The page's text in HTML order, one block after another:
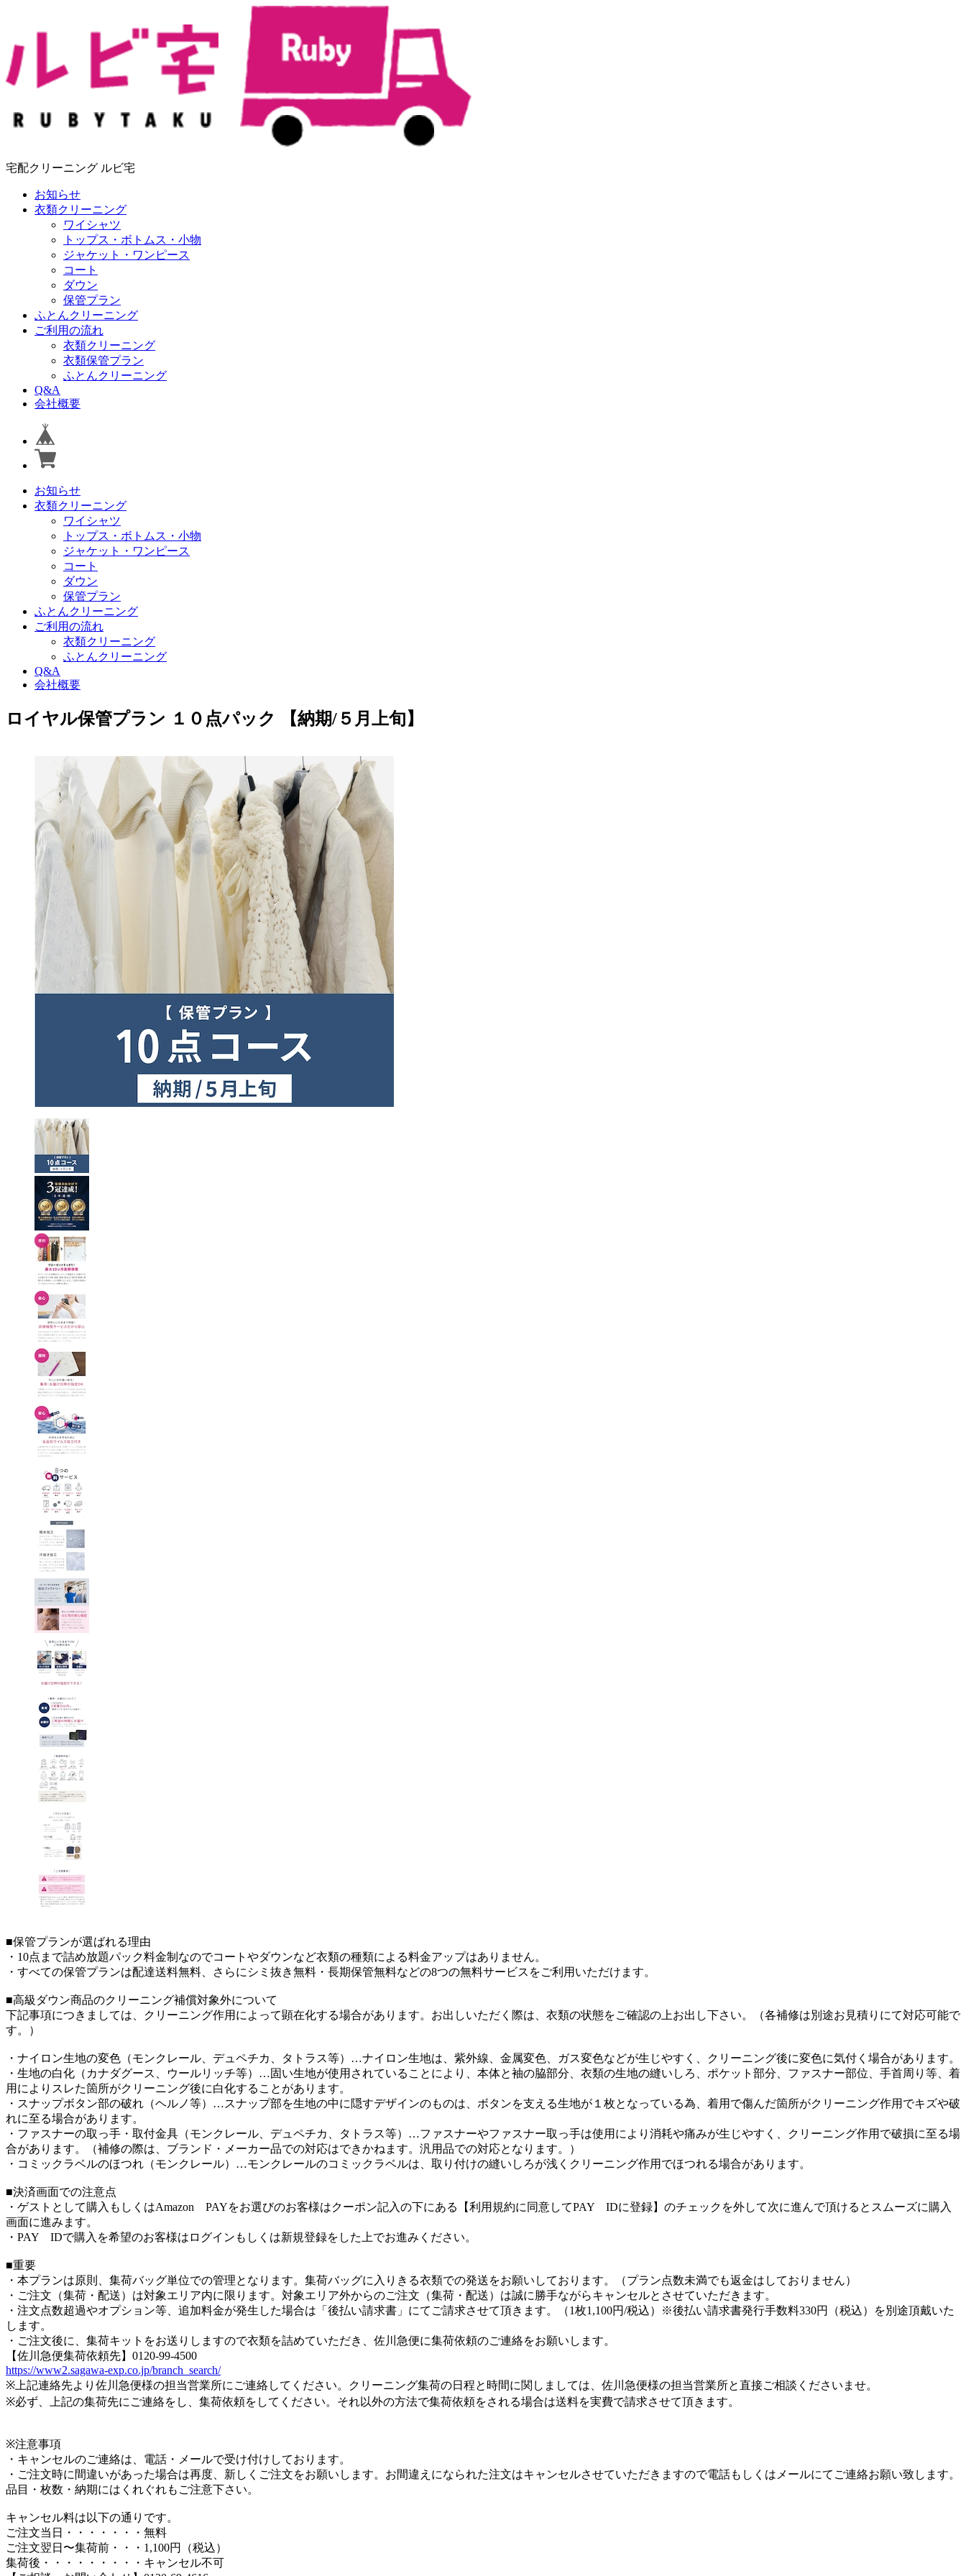
宅配クリーニング ルビ宅
お知らせ
衣類クリーニング
ワイシャツ
トップス・ボトムス・小物
ジャケット・ワンピース
コート
ダウン
保管プラン
ふとんクリーニング
ご利用の流れ
衣類クリーニング
衣類保管プラン
ふとんクリーニング
Q&A
会社概要
お知らせ
衣類クリーニング
ワイシャツ
トップス・ボトムス・小物
ジャケット・ワンピース
コート
ダウン
保管プラン
ふとんクリーニング
ご利用の流れ
衣類クリーニング
ふとんクリーニング
Q&A
会社概要
ロイヤル保管プラン １０点パック 【納期/５月上旬】
■保管プランが選ばれる理由
・10点まで詰め放題パック料金制なのでコートやダウンなど衣類の種類による料金アップはありません。
・すべての保管プランは配達送料無料、さらにシミ抜き無料・長期保管無料などの8つの無料サービスをご利用いただけます。
■高級ダウン商品のクリーニング補償対象外について
下記事項につきましては、クリーニング作用によって顕在化する場合があります。お出しいただく際は、衣類の状態をご確認の上お出し下さい。（各補修は別途お見積りにて対応可能で
す。）
・ナイロン生地の変色（モンクレール、デュペチカ、タトラス等）…ナイロン生地は、紫外線、金属変色、ガス変色などが生じやすく、クリーニング後に変色に気付く場合があります。
・生地の白化（カナダグース、ウールリッチ等）…固い生地が使用されていることにより、本体と袖の脇部分、衣類の生地の縫いしろ、ポケット部分、ファスナー部位、手首周り等、着
用によりスレた箇所がクリーニング後に白化することがあります。
・スナップボタン部の破れ（ヘルノ等）…スナップ部を生地の中に隠すデザインのものは、ボタンを支える生地が１枚となっている為、着用で傷んだ箇所がクリーニング作用でキズや破
れに至る場合があります。
・ファスナーの取っ手・取付金具（モンクレール、デュペチカ、タトラス等）…ファスナーやファスナー取っ手は使用により消耗や痛みが生じやすく、クリーニング作用で破損に至る場
合があります。（補修の際は、ブランド・メーカー品での対応はできかねます。汎用品での対応となります。）
・コミックラベルのほつれ（モンクレール）…モンクレールのコミックラベルは、取り付けの縫いしろが浅くクリーニング作用でほつれる場合があります。
■決済画面での注意点
・ゲストとして購入もしくはAmazon PAYをお選びのお客様はクーポン記入の下にある【利用規約に同意してPAY IDに登録】のチェックを外して次に進んで頂けるとスムーズに購入
画面に進みます。
・PAY IDで購入を希望のお客様はログインもしくは新規登録をした上でお進みください。
■重要
・本プランは原則、集荷バッグ単位での管理となります。集荷バッグに入りきる衣類での発送をお願いしております。（プラン点数未満でも返金はしておりません）
・ご注文（集荷・配送）は対象エリア内に限ります。対象エリア外からのご注文（集荷・配送）は誠に勝手ながらキャンセルとさせていただきます。
・注文点数超過やオプション等、追加料金が発生した場合は「後払い請求書」にてご請求させて頂きます。（1枚1,100円/税込）※後払い請求書発行手数料330円（税込）を別途頂戴いた
します。
・ご注文後に、集荷キットをお送りしますので衣類を詰めていただき、佐川急便に集荷依頼のご連絡をお願いします。
【佐川急便集荷依頼先】0120-99-4500
https://www2.sagawa-exp.co.jp/branch_search/
※上記連絡先より佐川急便様の担当営業所にご連絡してください。クリーニング集荷の日程と時間に関しましては、佐川急便様の担当営業所と直接ご相談くださいませ。
※必ず、上記の集荷先にご連絡をし、集荷依頼をしてください。それ以外の方法で集荷依頼をされる場合は送料を実費で請求させて頂きます。
※注意事項
・キャンセルのご連絡は、電話・メールで受け付けしております。
・ご注文時に間違いがあった場合は再度、新しくご注文をお願いします。お間違えになられた注文はキャンセルさせていただきますので電話もしくはメールにてご連絡お願い致します。
品目・枚数・納期にはくれぐれもご注意下さい。
キャンセル料は以下の通りです。
ご注文当日・・・・・・・無料
ご注文翌日〜集荷前・・・1,100円（税込）
集荷後・・・・・・・・・キャンセル不可